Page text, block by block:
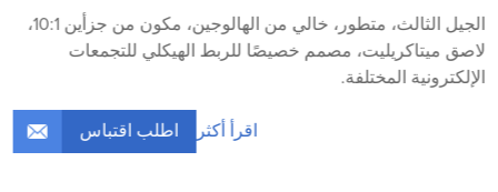
الجيل الثالث، متطور، خالي من الهالوجين، مكون من جزأين 10:1،
لاصق ميتاكريليت، مصمم خصيصًا للربط الهيكلي للتجمعات
الإلكترونية المختلفة.
اقرأ أكثر اطلب اقتباس